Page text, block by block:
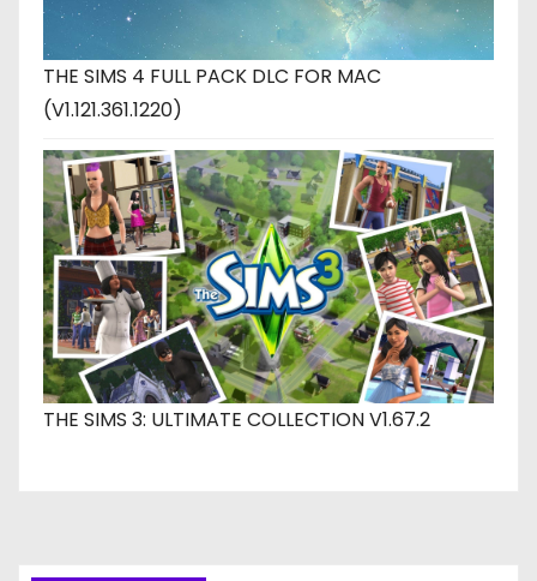
THE SIMS 4 FULL PACK DLC FOR MAC
(V1.121.361.1220)
THE SIMS 3: ULTIMATE COLLECTION V1.67.2